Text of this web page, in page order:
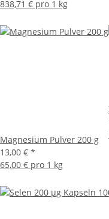
838,71 € pro 1 kg
Magnesium Pulver 200 g
13,00 € *
65,00 € pro 1 kg